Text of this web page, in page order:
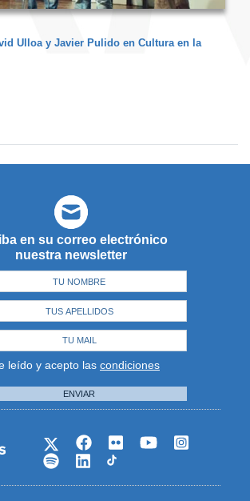
Ulloa y Javier Pulido en Cultura en la
en su correo electrónico
nuestra newsletter
leído y acepto las condiciones
ENVIAR